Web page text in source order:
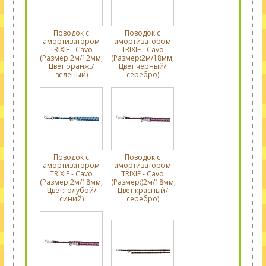
Поводок с
амортизатором
TRIXIE - Cavo
(Размер:2м/12мм,
Цвет:оранж./
зелёный)
Поводок с
амортизатором
TRIXIE - Cavo
(Размер:2м/18мм,
Цвет:чёрный/
серебро)
Поводок с
амортизатором
TRIXIE - Cavo
(Размер:2м/18мм,
Цвет:голубой/
синий)
Поводок с
амортизатором
TRIXIE - Cavo
(Размер:)2м/18мм,
Цвет:красный/
серебро)